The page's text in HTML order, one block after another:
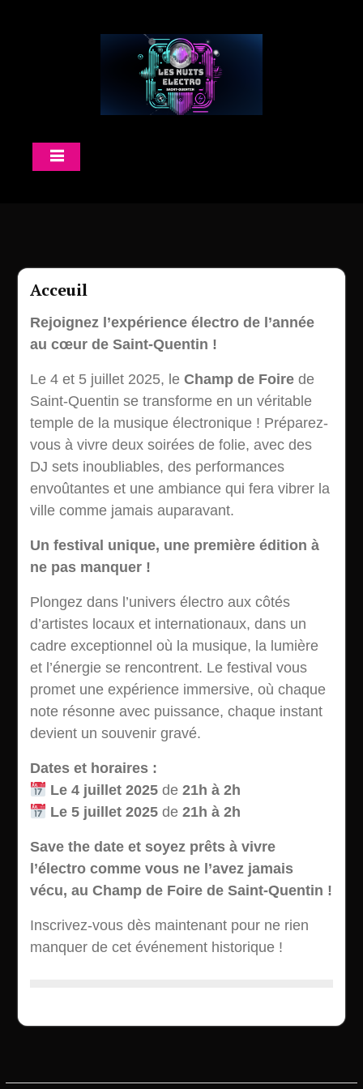
Acceuil
Rejoignez l’expérience électro de l’année
au cœur de Saint-Quentin !
Le 4 et 5 juillet 2025, le Champ de Foirede
Saint-Quentin se transforme en un véritable
temple de la musique électronique ! Préparez-
vous à vivre deux soirées de folie, avec des
DJ sets inoubliables, des performances
envoûtantes et une ambiance qui fera vibrer la
ville comme jamais auparavant.
Un festival unique, une première édition à
ne pas manquer !
Plongez dans l’univers électro aux côtés
d’artistes locaux et internationaux, dans un
cadre exceptionnel où la musique, la lumière
et l’énergie se rencontrent. Le festival vous
promet une expérience immersive, où chaque
note résonne avec puissance, chaque instant
devient un souvenir gravé.
Dates et horaires :
Le 4 juillet 2025 de21h à 2h
Le 5 juillet 2025 de21h à 2h
Save the date et soyez prêts à vivre
l’électro comme vous ne l’avez jamais
vécu, au Champ de Foire de Saint-Quentin !
Inscrivez-vous dès maintenant pour ne rien
manquer de cet événement historique !